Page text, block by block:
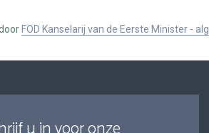
FOD Kanselarij van de Eerste Minister -